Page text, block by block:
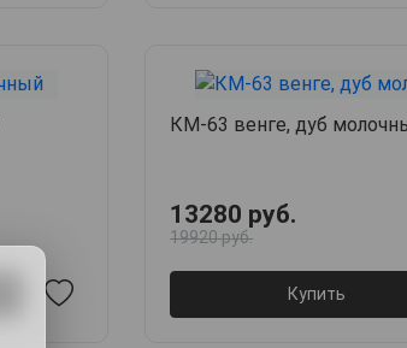
КМ-63 венге, дуб
13280 руб.
19920 руб.
Купить